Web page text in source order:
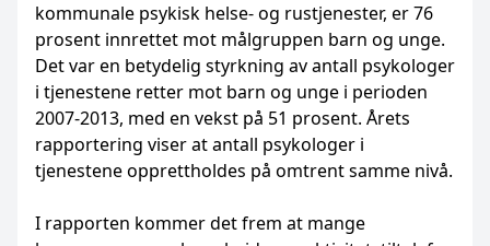
kommunale psykisk helse- og rustjenester, er 76
prosent innrettet mot målgruppen barn og unge.
Det var en betydelig styrkning av antall psykologer
i tjenestene retter mot barn og unge i perioden
2007-2013, med en vekst på 51 prosent. Årets
rapportering viser at antall psykologer i
tjenestene opprettholdes på omtrent samme nivå.
I rapporten kommer det frem at mange